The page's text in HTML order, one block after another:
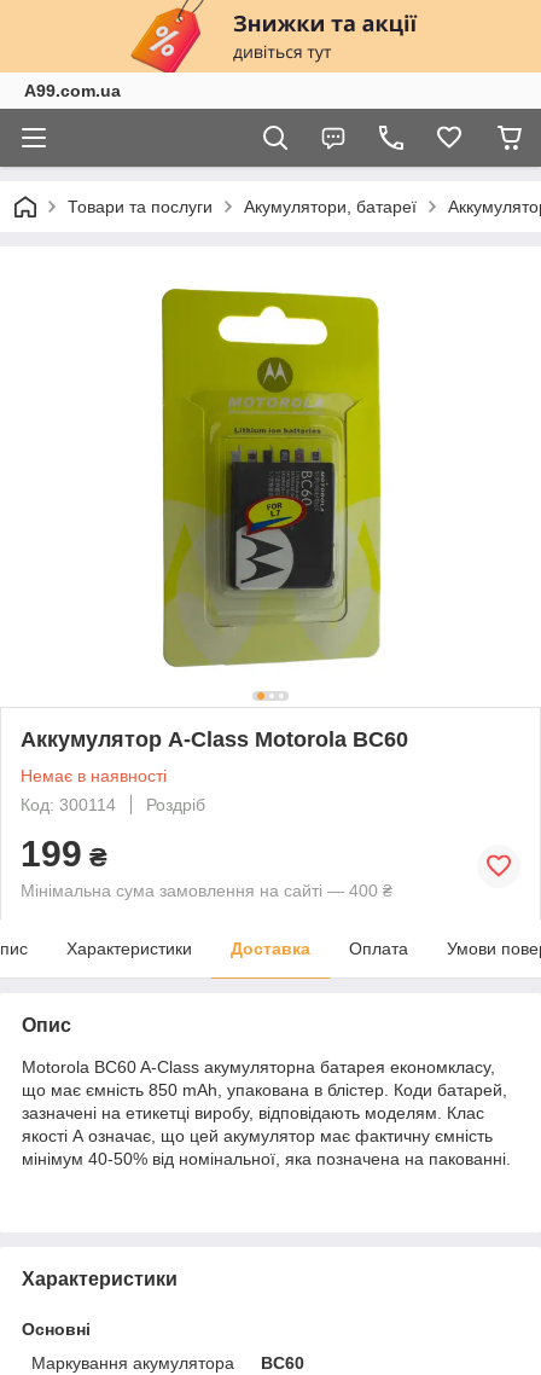
A99.com.ua
Товари та послуги Акумулятори, батареї
Аккумулятор A-Class Motorola BC60
Немає в наявності
Код: 300114
Роздріб
199 ₴
Мінімальна сума замовлення на сайті — 400 ₴
Характеристики Доставка Оплата Умови
Опис
Motorola BC60 A-Class акумуляторна батарея економкласу,
що має ємність 850 mAh, упакована в блістер. Коди батарей,
зазначені на етикетці виробу, відповідають моделям. Клас
якості А означає, що цей акумулятор має фактичну ємність
мінімум 40-50% від номінальної, яка позначена на пакованні.
Характеристики
Основні
Маркування акумулятора
BC60